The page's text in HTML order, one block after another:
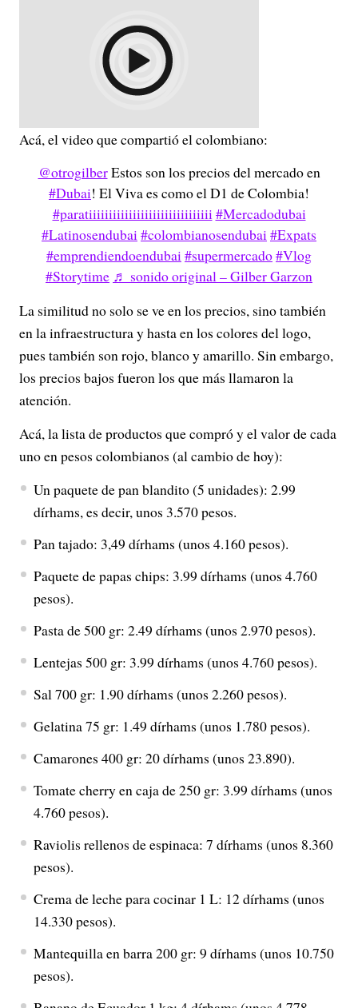
Acá, el video que compartió el colombiano:
@otrogilberEstos son los precios del mercado en
#Dubai! El Viva es como el D1 de Colombia!
#paratiiiiiiiiiiiiiiiiiiiiiiiiiiiiiii#Mercadodubai
#Latinosendubai#colombianosendubai#Expats
#emprendiendoendubai#supermercado#Vlog
#Storytime ♬ sonido original – Gilber Garzon
La similitud no solo se ve en los precios, sino también
en la infraestructura y hasta en los colores del logo,
pues también son rojo, blanco y amarillo. Sin embargo,
los precios bajos fueron los que más llamaron la
atención.
Acá, la lista de productos que compró y el valor de cada
uno en pesos colombianos (al cambio de hoy):
Un paquete de pan blandito (5 unidades): 2.99
dírhams, es decir, unos 3.570 pesos.
Pan tajado: 3,49 dírhams (unos 4.160 pesos).
Paquete de papas chips: 3.99 dírhams (unos 4.760
pesos).
Pasta de 500 gr: 2.49 dírhams (unos 2.970 pesos).
Lentejas 500 gr: 3.99 dírhams (unos 4.760 pesos).
Sal 700 gr: 1.90 dírhams (unos 2.260 pesos).
Gelatina 75 gr: 1.49 dírhams (unos 1.780 pesos).
Camarones 400 gr: 20 dírhams (unos 23.890).
Tomate cherry en caja de 250 gr: 3.99 dírhams (unos
4.760 pesos).
Raviolis rellenos de espinaca: 7 dírhams (unos 8.360
pesos).
Crema de leche para cocinar 1 L: 12 dírhams (unos
14.330 pesos).
Mantequilla en barra 200 gr: 9 dírhams (unos 10.750
pesos).